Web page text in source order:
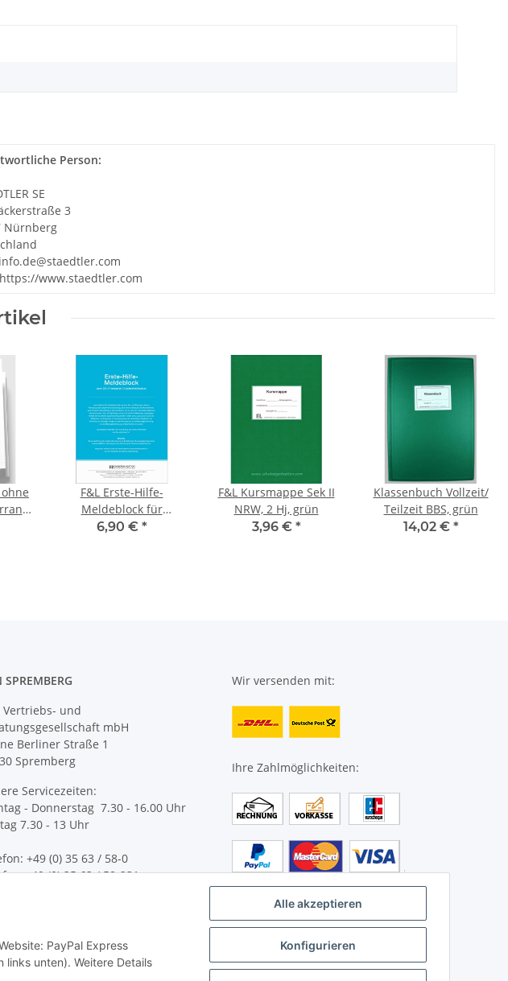
Person:
SE
3
Nürnberg
www.staedtler.com
in
F&L Erste-Hilfe-
Meldeblock für
Mitarbeiter/innen von
6,90 € *
F&L Kursmappe Sek II
NRW, 2 Hj, grün
3,96 € *
Klassenbuch Vollzeit/
Teilzeit BBS, grün
14,02 € *
SPREMBERG
Vertriebs- und
mbH
Berliner Straße 1
Spremberg
Servicezeiten:
- Donnerstag 7.30 - 16.00 Uhr
7.30 - 13 Uhr
+49 (0) 35 63 / 58-0
+49 (0) 35 63 / 58-231
Wir versenden mit:
Ihre Zahlmöglichkeiten:
PayPal Express
unten). Weitere Details
Alle akzeptieren
Konfigurieren